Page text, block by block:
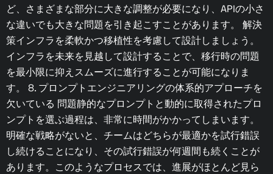
ど、さまざまな部分に大きな調整が必要になり、APIの小さ
な違いでも大きな問題を引き起こすことがあります。 解決
策インフラを柔軟かつ移植性を考慮して設計しましょう。
インフラを未来を見越して設計することで、移行時の問題
を最小限に抑えスムーズに進行することが可能になりま
す。 8. プロンプトエンジニアリングの体系的アプローチを
欠いている 問題静的なプロンプトと動的に取得されたプロ
ンプトを選ぶ過程は、非常に時間がかかってしまいます。
明確な戦略がないと、チームはどちらが最適かを試行錯誤
し続けることになり、その試行錯誤が何週間も続くことが
あります。このようなプロセスでは、進展がほとんど見ら